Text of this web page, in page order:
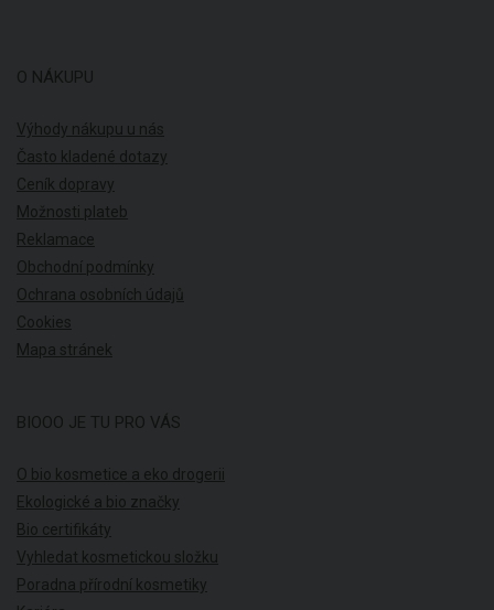
O NÁKUPU
Výhody nákupu u nás
Často kladené dotazy
Ceník dopravy
Možnosti plateb
Reklamace
Obchodní podmínky
Ochrana osobních údajů
Cookies
Mapa stránek
BIOOO JE TU PRO VÁS
O bio kosmetice a eko drogerii
Ekologické a bio značky
Bio certifikáty
Vyhledat kosmetickou složku
Poradna přírodní kosmetiky